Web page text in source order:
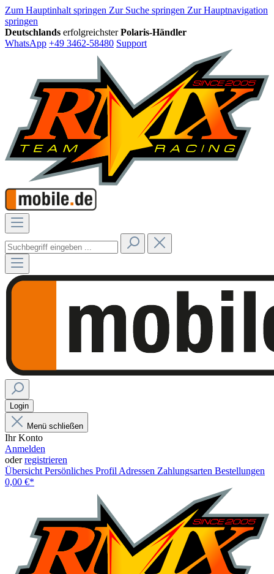
Zum Hauptinhalt springen Zur Suche springen Zur Hauptnavigation
springen
Deutschlands erfolgreichster Polaris-Händler
WhatsApp +49 3462-58480 Support
Login
Menü schließen
Ihr Konto
Anmelden
oderregistrieren
Übersicht Persönliches Profil Adressen Zahlungsarten Bestellungen
0,00 €*